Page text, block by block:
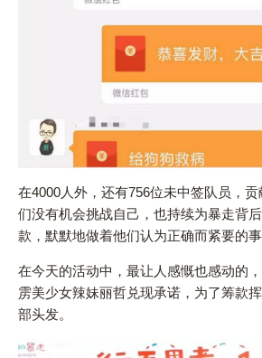
在4000人外，还有756位未中签队员，
们没有机会挑战自己，也持续为暴走背
款，默默地做着他们认为正确而紧要的事
在今天的活动中，最让人感慨也感动的
雳美少女辣妹丽哲兑现承诺，为了筹款
部头发。